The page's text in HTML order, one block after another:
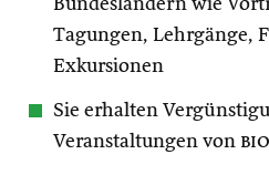
Bundesländern wie
Tagungen, Lehrgänge,
Exkursionen
Sie erhalten
Veranstaltungen von